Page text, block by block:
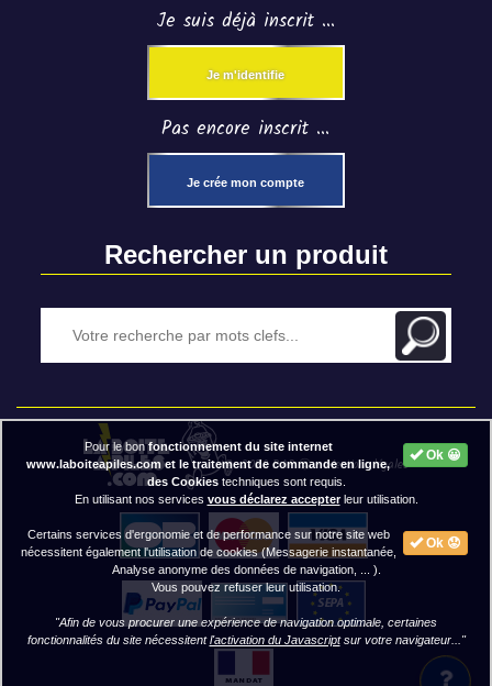
Je suis déjà inscrit ...
Je m'identifie
Pas encore inscrit ...
Je crée mon compte
Rechercher un produit
2020 BAP ⓒ - Mentions légales
Ok 😀
Pour le bonfonctionnement du site internet
www.laboiteapiles.com et le traitement de commande en ligne,
des Cookiestechniques sont requis.
En utilisant nos services vous déclarez accepterleur utilisation.
Ok 😟
Certains services d'ergonomie et de performance sur notre site web
nécessitent également l'utilisation de cookies (Messagerie instantanée,
Analyse anonyme des données de navigation, ... ).
Vous pouvez refuser leur utilisation.
"Afin de vous procurer une expérience de navigation optimale, certaines
fonctionnalités du site nécessitentl'activation du Javascriptsur votre navigateur..."